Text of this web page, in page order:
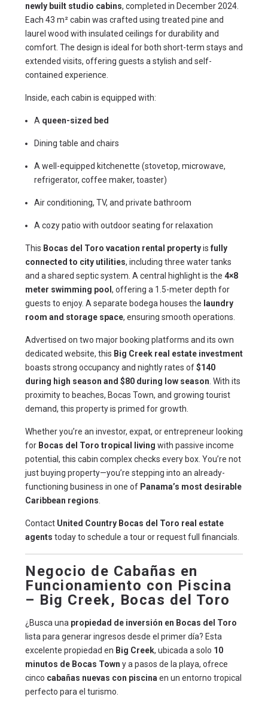
newly built studio cabins, completed in December 2024.
Each 43 m² cabin was crafted using treated pine and
laurel wood with insulated ceilings for durability and
comfort. The design is ideal for both short-term stays and
extended visits, offering guests a stylish and self-
contained experience.
Inside, each cabin is equipped with:
A queen-sized bed
Dining table and chairs
A well-equipped kitchenette (stovetop, microwave,
refrigerator, coffee maker, toaster)
Air conditioning, TV, and private bathroom
A cozy patio with outdoor seating for relaxation
This Bocas del Toro vacation rental propertyis fully
connected to city utilities, including three water tanks
and a shared septic system. A central highlight is the 4×8
meter swimming pool , offering a 1.5-meter depth for
guests to enjoy. A separate bodega houses the laundry
room and storage space, ensuring smooth operations.
Advertised on two major booking platforms and its own
dedicated website, this Big Creek real estate investment
boasts strong occupancy and nightly rates of$140
during high season and $80 during low season . With its
proximity to beaches, Bocas Town, and growing tourist
demand, this property is primed for growth.
Whether you’re an investor, expat, or entrepreneur looking
for Bocas del Toro tropical living with passive income
potential, this cabin complex checks every box. You’re not
just buying property—you’re stepping into an already-
functioning business in one of Panama’s most desirable
Caribbean regions
Contact United Country Bocas del Toro real estate
agents today to schedule a tour or request full financials.
Negocio de Cabañas en
Funcionamiento con Piscina
– Big Creek, Bocas del Toro
¿Busca una propiedad de inversión en Bocas del Toro
lista para generar ingresos desde el primer día? Esta
excelente propiedad en Big Creek, ubicada a solo 10
minutos de Bocas Town y a pasos de la playa, ofrece
cinco cabañas nuevas con piscina en un entorno tropical
perfecto para el turismo.